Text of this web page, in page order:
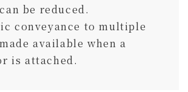
be reduced.
conveyance to multiple
available when a
is attached.